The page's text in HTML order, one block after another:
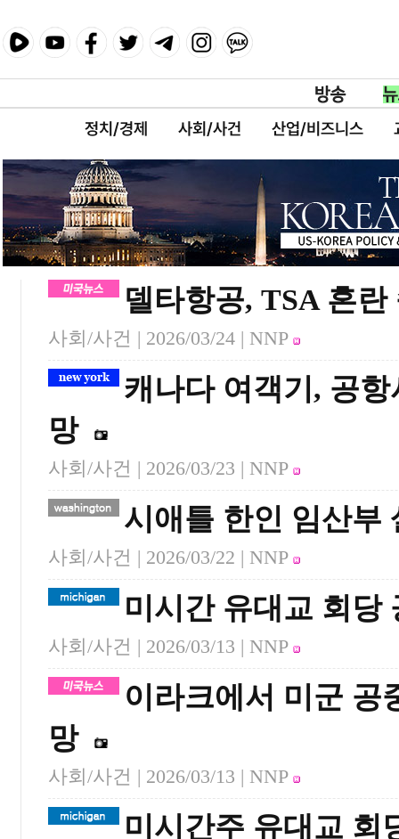
정치/경제 사회/사건 산업/비즈니스
델타항공, TSA 혼
사회/사건 | 2026/03/24 | NNP
캐나다 여객기, 공
망
사회/사건 | 2026/03/23 | NNP
시애틀 한인 임산부
사회/사건 | 2026/03/22 | NNP
미시간 유대교 회당
사회/사건 | 2026/03/13 | NNP
이라크에서 미군 공
망
사회/사건 | 2026/03/13 | NNP
미시간주 유대교